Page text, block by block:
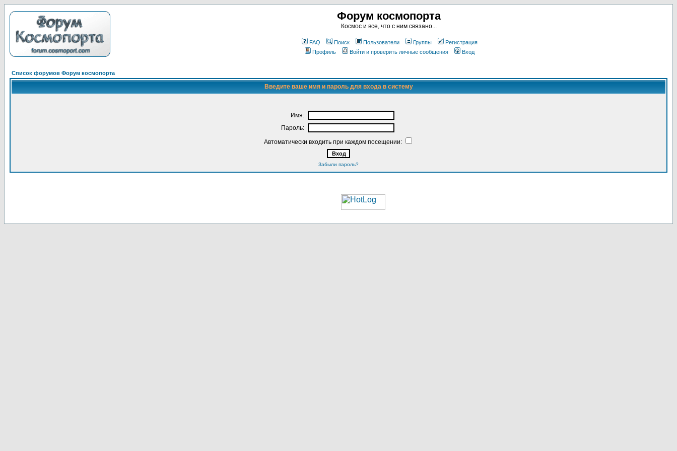
Форум космопорта
Космос и все, что с ним связано...
FAQ Поиск Пользователи Группы
Регистрация
Профиль
Войти и проверить личные сообщения Вход
Список форумов Форум космопорта
Введите ваше имя и пароль для входа в систему
Имя:
Пароль:
Автоматически входить при каждом посещении:
Забыли пароль?